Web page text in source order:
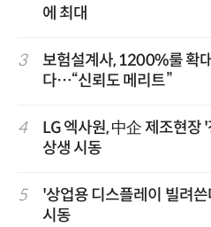
에 최대
3
보험설계사, 1200%룰 확
다…“신뢰도 메리트”
4
LG 엑사원, 中企 제조현
상생 시동
5
'상업용 디스플레이 빌려
시동